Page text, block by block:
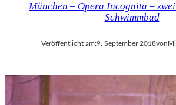
München – Opera Incognita –
Schwimmbad
Veröffentlicht am:9. September 2018von